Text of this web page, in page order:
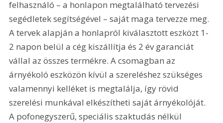
felhasználó – a honlapon megtalálható tervezési
segédletek segítségével – saját maga tervezze meg.
A tervek alapján a honlapról kiválasztott eszközt 1-
2 napon belül a cég kiszállítja és 2 év garanciát
vállal az összes termékre. A csomagban az
árnyékoló eszközön kívül a szereléshez szükséges
valamennyi kelléket is megtalálja, így rövid
szerelési munkával elkészítheti saját árnyékolóját.
A pofonegyszerű, speciális szaktudás nélkül